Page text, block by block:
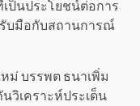
เป็นประโยชน์ต่อการ
รับมือกับสถานการณ์
ม่ บรรพต ธนาเพิ่ม
วิเคราะห์ประเด็น